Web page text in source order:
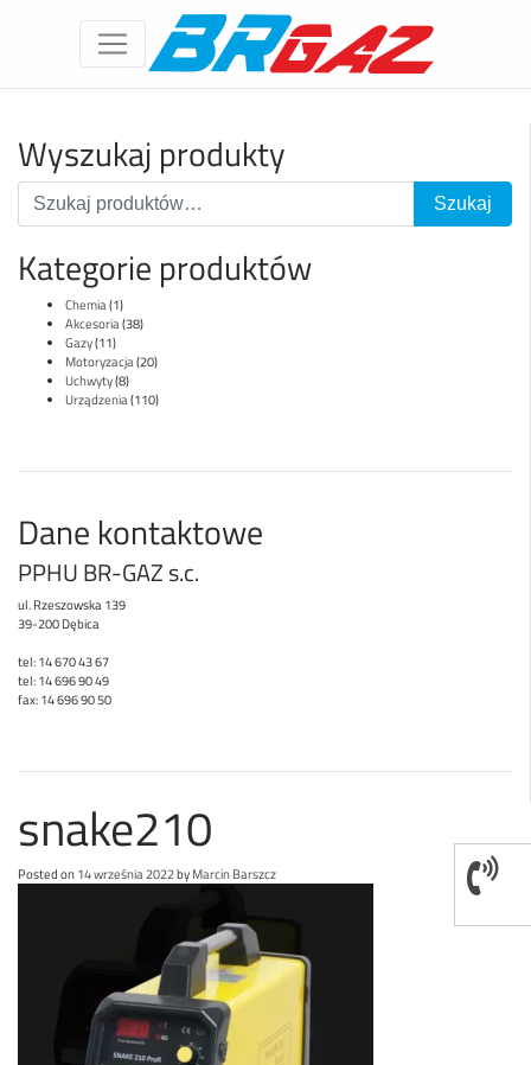
Wyszukaj produkty
Kategorie produktów
Chemia(1)
Akcesoria(38)
Gazy(11)
Motoryzacja(20)
Uchwyty(8)
Urządzenia(110)
Dane kontaktowe
PPHU BR-GAZ s.c.
ul. Rzeszowska 139
39-200 Dębica
tel: 14 670 43 67
tel: 14 696 90 49
fax: 14 696 90 50
snake210
Posted on14 września 2022byMarcin Barszcz